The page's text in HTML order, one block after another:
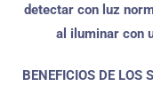
detectar con luz
al iluminar con
BENEFICIOS DE LOS